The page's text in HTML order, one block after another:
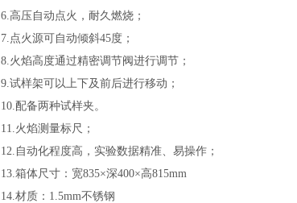
6.高压自动点火，耐久燃烧；
7.点火源可自动倾斜45度；
8.火焰高度通过精密调节阀进行调节；
9.试样架可以上下及前后进行移动；
10.配备两种试样夹。
11.火焰测量标尺；
12.自动化程度高，实验数据精准、易操作；
13.箱体尺寸：宽835×深400×高815mm
14.材质：1.5mm不锈钢